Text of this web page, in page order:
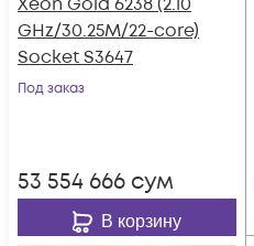
GHz/30.25M/22-core)
Socket S3647
Под заказ
53 554 666 сум
В корзину